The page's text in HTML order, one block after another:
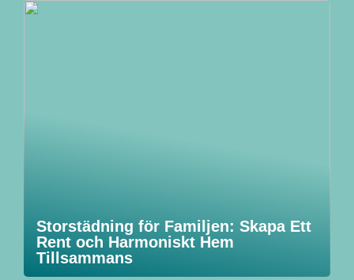
Storstädning för Familjen: Skapa Ett
Rent och Harmoniskt Hem
Tillsammans